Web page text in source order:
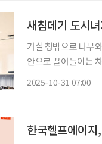
새침데기 도시
거실 창밖으로 나무
안으로 끌어들이는
2025-10-31 07:00
한국헬프에이